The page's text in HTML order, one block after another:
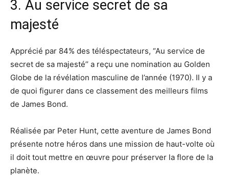
3. Au service secret de sa
majesté
Apprécié par 84% des téléspectateurs, “Au service de
secret de sa majesté’’ a reçu une nomination au Golden
Globe de la révélation masculine de l’année (1970). Il y a
de quoi figurer dans ce classement des meilleurs films
de James Bond.
Réalisée par Peter Hunt, cette aventure de James Bond
présente notre héros dans une mission de haut-volte où
il doit tout mettre en œuvre pour préserver la flore de la
planète.